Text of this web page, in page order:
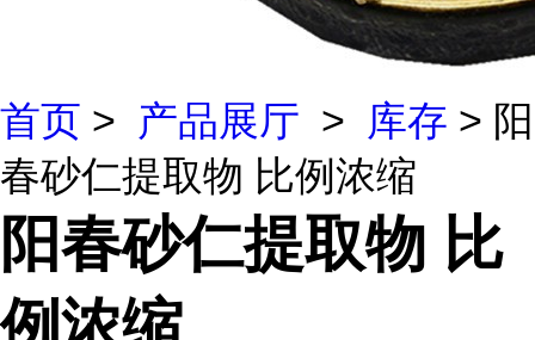
首页 > 产品展厅 > 库存 > 阳
春砂仁提取物 比例浓缩
阳春砂仁提取物 比
例浓缩